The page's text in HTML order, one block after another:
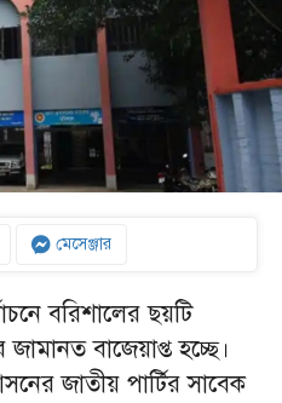
মেসেঞ্জার
বরিশালের ছয়টি
বাজেয়াপ্ত হচ্ছে।
জাতীয় পার্টির সাবেক